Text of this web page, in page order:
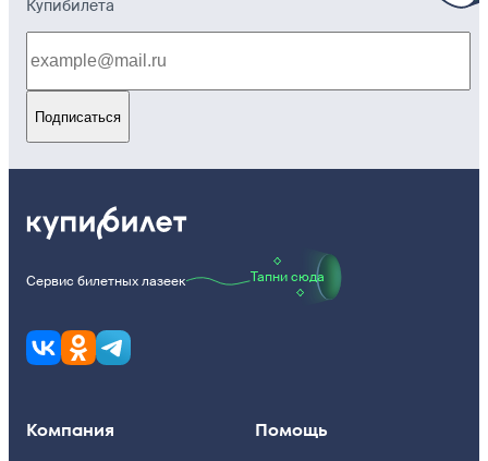
Купибилета
Подписаться
Сервис билетных лазеек Тапни сюда
Компания Помощь